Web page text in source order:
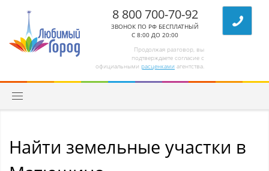
Продолжая разговор, вы
подтверждаете согласие с
официальными расценками агентства.
8 800 700-70-92
ЗВОНОК ПО РФ БЕСПЛАТНЫЙ
С 8:00 ДО 20:00
Квартиры
Найти земельные участки в